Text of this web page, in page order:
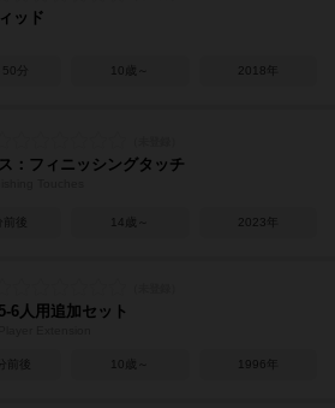
ッド
分 10歳～ 2018年
：フィニッシングタッチ
後 14歳～ 2023年
6人用追加セット
前後 10歳～ 1996年